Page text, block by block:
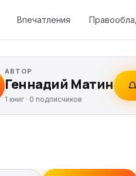
Впечатления
АВТОР
Геннадий Матин
1 книг · 0 подписчиков